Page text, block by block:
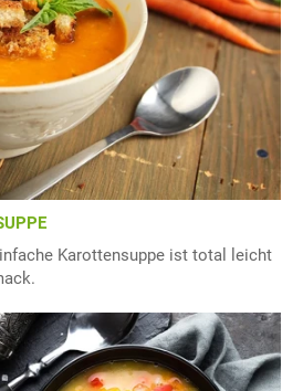
Karottensuppe ist total leicht